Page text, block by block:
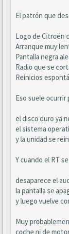
El patrón que
Logo de Citroën
Arranque muy
Pantalla negra
Radio que se
Reinicios
Eso suele ocurrir
el disco duro ya
el sistema
y la unidad se
Y cuando el RT
desaparece el
la pantalla se
y luego vuelve
Muy
coche ni de